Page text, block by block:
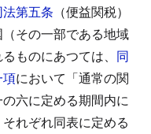
第五条 （便益関税）
その一部である地域
ものにあつては、 同
項において「通常の関
六に定める期間内に
れぞれ同表に定める